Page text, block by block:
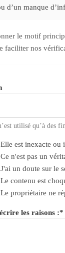
d’un manque
le motif
faciliter nos
utilisé qu’à des
Elle est inexacte ou
Ce n'est pas un
J'ai un doute sur le
Le contenu est
Le propriétaire ne
les raisons :*